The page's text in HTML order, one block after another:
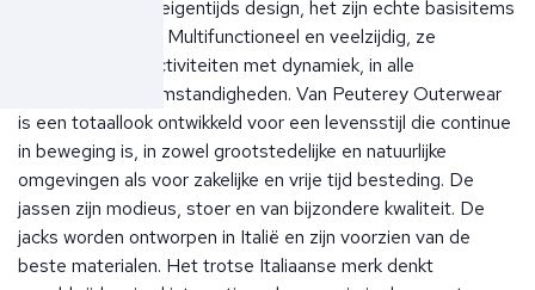
functionaliteit en eigentijds design, het zijn echte basisitems
in elke garderobe. Multifunctioneel en veelzijdig, ze
begeleiden alle activiteiten met dynamiek, in alle
klimatologische omstandigheden. Van Peuterey Outerwear
is een totaallook ontwikkeld voor een levensstijl die continue
in beweging is, in zowel grootstedelijke en natuurlijke
omgevingen als voor zakelijke en vrije tijd besteding. De
jassen zijn modieus, stoer en van bijzondere kwaliteit. De
jacks worden ontworpen in Italië en zijn voorzien van de
beste materialen. Het trotse Italiaanse merk denkt